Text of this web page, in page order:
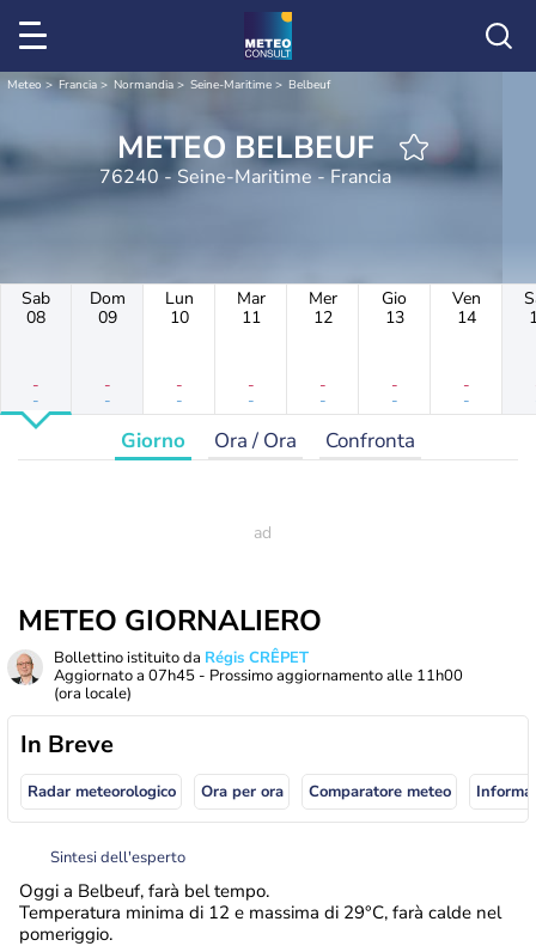
Meteo Francia Normandia Seine-Maritime Belbeuf
METEO BELBEUF
76240 - Seine-Maritime - Francia
Sab
08
-
-
Dom
09
-
-
Lun
10
-
-
Mar
11
-
-
Mer
12
-
-
Gio
13
-
-
Ven
14
-
-
Giorno Ora / Ora Confronta
METEO GIORNALIERO
Bollettino istituito da Régis CRÊPET
Aggiornato a 07h45 - Prossimo aggiornamento alle 11h00
(ora locale)
In Breve
Radar meteorologico Ora per ora Comparatore meteo
Sintesi dell'esperto
Oggi a Belbeuf, farà bel tempo.
Temperatura minima di 12 e massima di 29°C, farà calde nel
pomeriggio.